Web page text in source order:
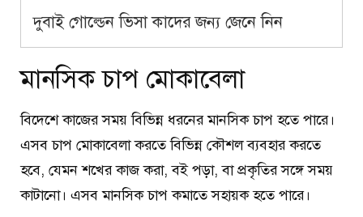
দুবাই গোল্ডেন ভিসা কাদের জন্য জেনে নিন
মানসিক চাপ মোকাবেলা
বিদেশে কাজের সময় বিভিন্ন ধরনের মানসিক চাপ হতে পারে।
এসব চাপ মোকাবেলা করতে বিভিন্ন কৌশল ব্যবহার করতে
হবে, যেমন শখের কাজ করা, বই পড়া, বা প্রকৃতির সঙ্গে সময়
কাটানো। এসব মানসিক চাপ কমাতে সহায়ক হতে পারে।